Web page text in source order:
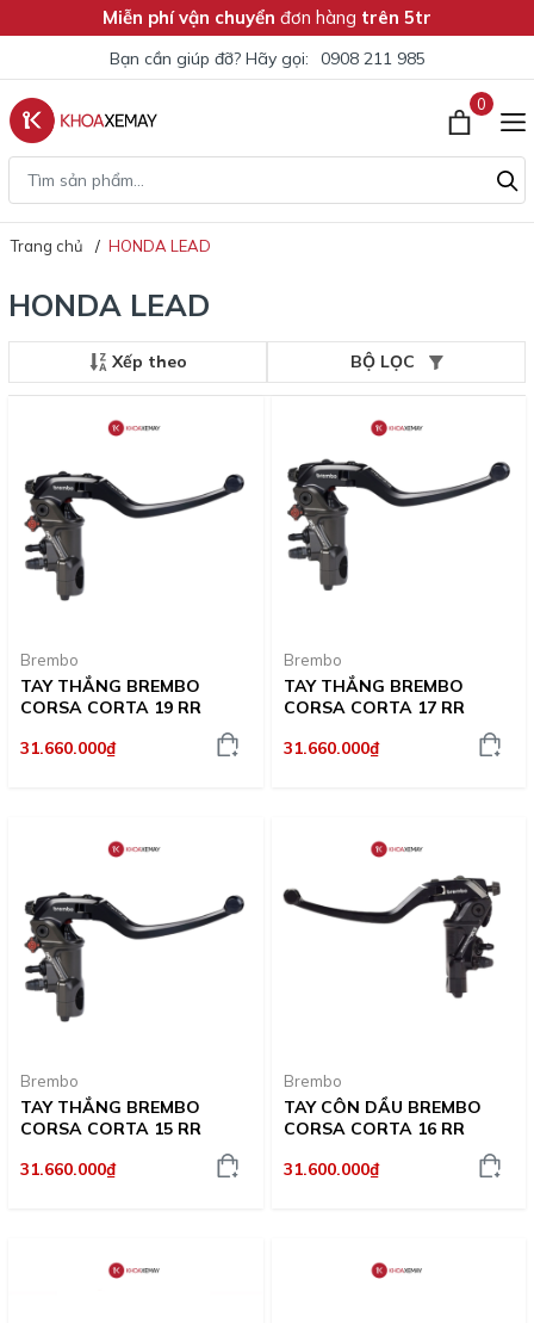
Miễn phí vận chuyển đơn hàng trên 5tr
Bạn cần giúp đỡ? Hãy gọi: 0908 211 985
0
Trang chủ HONDA LEAD
HONDA LEAD
Xếp theo BỘ LỌC
Brembo
TAY THẮNG BREMBO
CORSA CORTA 19 RR
31.660.000₫
Brembo
TAY THẮNG BREMBO
CORSA CORTA 17 RR
31.660.000₫
Brembo
TAY THẮNG BREMBO
CORSA CORTA 15 RR
31.660.000₫
Brembo
TAY CÔN DẦU BREMBO
CORSA CORTA 16 RR
31.600.000₫